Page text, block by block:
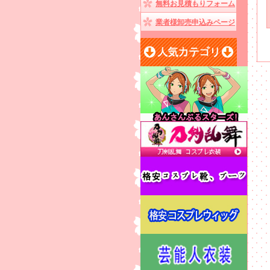
無料お見積もりフォーム
業者様卸売申込みページ